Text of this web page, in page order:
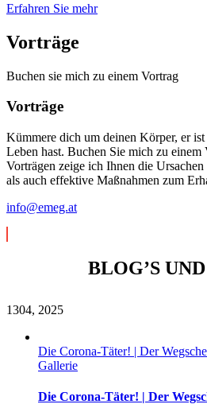
Erfahren Sie mehr
Vorträge
Buchen sie mich zu einem Vortrag
Vorträge
Kümmere dich um deinen Körper, er
Leben hast. Buchen Sie mich zu einem
Vorträgen zeige ich Ihnen die
als auch effektive Maßnahmen zum
info@emeg.at
BLOG’S
1304, 2025
Die Corona-Täter! | Der
Gallerie
Die Corona-Täter! | Der